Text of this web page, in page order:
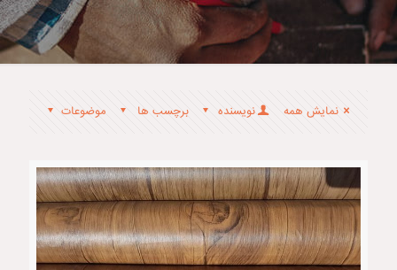
موضوعات برچسب ها نویسنده نمایش همه